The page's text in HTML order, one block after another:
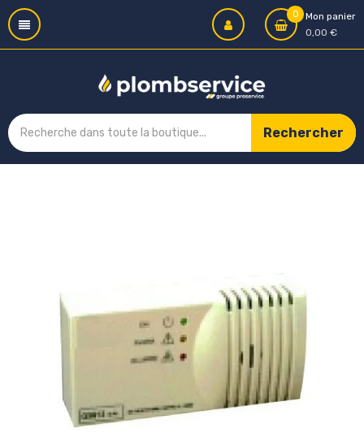
0
Mon panier
0,00 €
Rechercher